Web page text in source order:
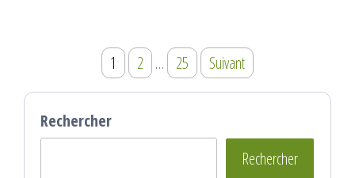
Pagination
des
publications
1 2 … 25 Suivant
Rechercher
Rechercher